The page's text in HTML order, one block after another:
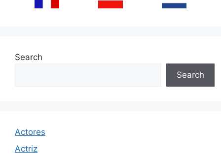
Search
Search
Actores
Actriz